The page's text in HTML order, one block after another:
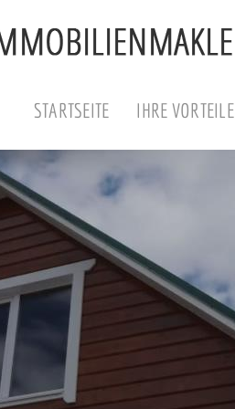
STARTSEITE IHRE VORTEILE